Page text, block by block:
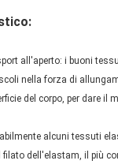
all'aperto: i buoni
nella forza di
del corpo, per dare
alcuni tessuti
filato dell'elastam, il più